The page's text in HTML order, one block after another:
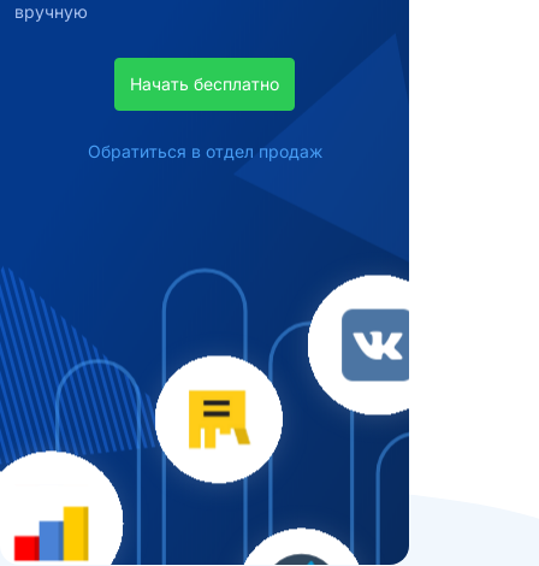
вручную
Начать бесплатно
Обратиться в отдел продаж